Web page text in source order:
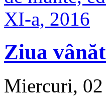
Ziua
Miercuri,